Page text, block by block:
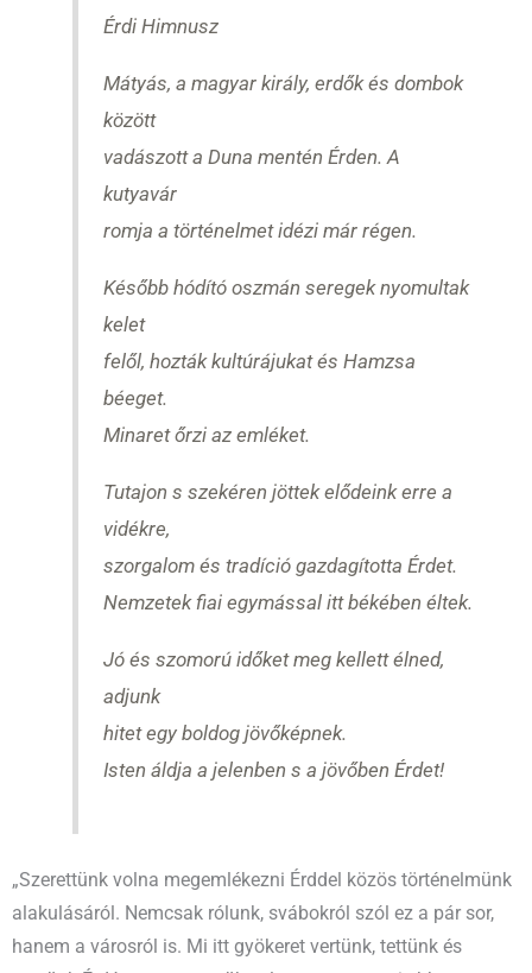
Érdi Himnusz
Mátyás, a magyar király, erdők és dombok
között
vadászott a Duna mentén Érden. A
kutyavár
romja a történelmet idézi már régen.
Később hódító oszmán seregek nyomultak
kelet
felől, hozták kultúrájukat és Hamzsa
béeget.
Minaret őrzi az emléket.
Tutajon s szekéren jöttek elődeink erre a
vidékre,
szorgalom és tradíció gazdagította Érdet.
Nemzetek fiai egymással itt békében éltek.
Jó és szomorú időket meg kellett élned,
adjunk
hitet egy boldog jövőképnek.
Isten áldja a jelenben s a jövőben Érdet!
„Szerettünk volna megemlékezni Érddel közös történelmünk
alakulásáról. Nemcsak rólunk, svábokról szól ez a pár sor,
hanem a városról is. Mi itt gyökeret vertünk, tettünk és